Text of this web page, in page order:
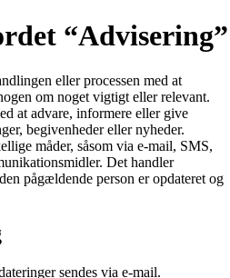
“Advisering”
eller processen med at
om noget vigtigt eller relevant.
at advare, informere eller give
begivenheder eller nyheder.
måder, såsom via e-mail, SMS,
Det handler
pågældende person er opdateret og
sendes via e-mail.